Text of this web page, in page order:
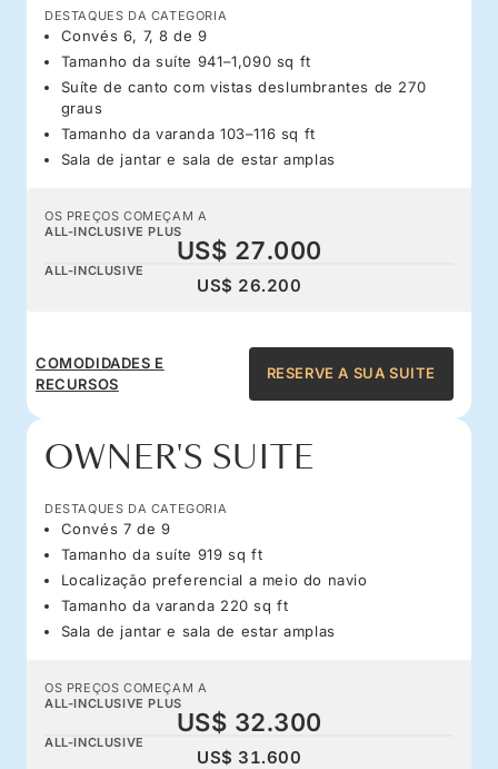
DESTAQUES DA CATEGORIA
Convés 6, 7, 8 de 9
Tamanho da suíte 941–1,090 sq ft
Suíte de canto com vistas deslumbrantes de 270
graus
Tamanho da varanda 103–116 sq ft
Sala de jantar e sala de estar amplas
OS PREÇOS COMEÇAM A
ALL-INCLUSIVE PLUS
US$ 27.000
ALL-INCLUSIVE
US$ 26.200
COMODIDADES E
RECURSOS
RESERVE A SUA SUITE
OWNER'S SUITE
DESTAQUES DA CATEGORIA
Convés 7 de 9
Tamanho da suíte 919 sq ft
Localização preferencial a meio do navio
Tamanho da varanda 220 sq ft
Sala de jantar e sala de estar amplas
OS PREÇOS COMEÇAM A
ALL-INCLUSIVE PLUS
US$ 32.300
ALL-INCLUSIVE
US$ 31.600